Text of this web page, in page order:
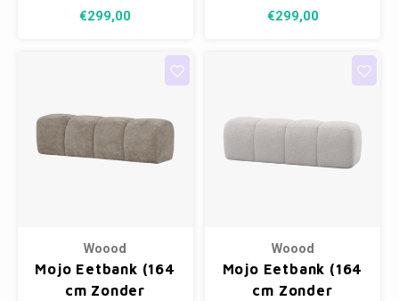
Rugleuning) -
€299,00
Rugleuning) -
€299,00
Woood
Mojo Eetbank (164
cm Zonder
Woood
Mojo Eetbank (164
cm Zonder